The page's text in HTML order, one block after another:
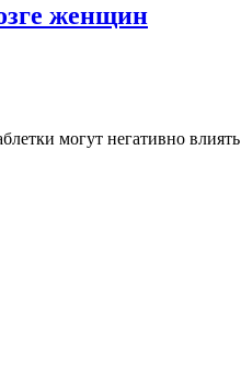
женщин
могут негативно